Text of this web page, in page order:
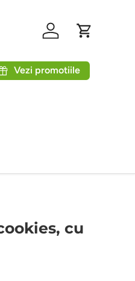
Autentificare
Coș
Vezi promotiile
cu